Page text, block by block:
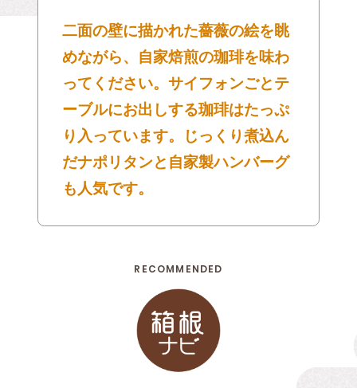
二面の壁に描かれた薔薇の絵を眺
めながら、自家焙煎の珈琲を味わ
ってください。サイフォンごとテ
ーブルにお出しする珈琲はたっぷ
り入っています。じっくり煮込ん
だナポリタンと自家製ハンバーグ
も人気です。
RECOMMENDED